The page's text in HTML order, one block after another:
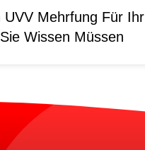
UVV Mehrfung Für Ihr
Wissen Müssen